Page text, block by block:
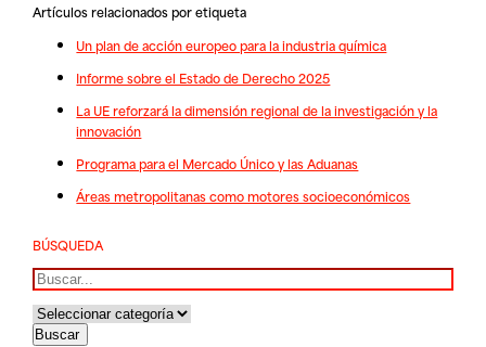
Artículos relacionados por etiqueta
Un plan de acción europeo para la industria química
Informe sobre el Estado de Derecho 2025
La UE reforzará la dimensión regional de la investigación y la
innovación
Programa para el Mercado Único y las Aduanas
Áreas metropolitanas como motores socioeconómicos
BÚSQUEDA
Buscar